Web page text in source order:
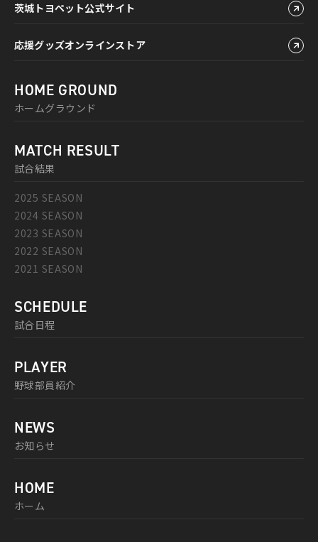
茨城トヨペット公式サイト
応援グッズオンラインストア
HOME GROUND
ホームグラウンド
MATCH RESULT
試合結果
2025 SEASON
2024 SEASON
2023 SEASON
2022 SEASON
2021 SEASON
SCHEDULE
試合日程
PLAYER
野球部員紹介
NEWS
お知らせ
HOME
ホーム